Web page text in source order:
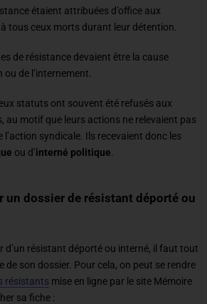
étaient attribuées d’office aux
tous ceux morts durant leur détention.
de résistance devaient être la cause
de l’internement.
statuts ont souvent été refusés aux
au motif que leurs actions ne relevaient pas
l’action syndicale. Ils recevaient donc les
ou d’interné politique
un dossier de résistant déporté ou
d’un résistant déporté ou interné, il faut tout
de son dossier. Pour cela, on peut se rendre
résistants mise en ligne par le site Mémoire
sa fiche :